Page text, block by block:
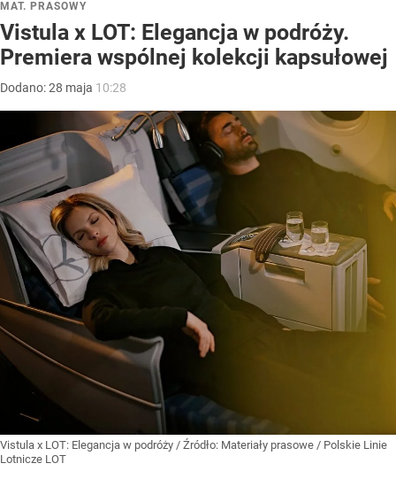
MAT. PRASOWY
Vistula x LOT: Elegancja w podróży.
Premiera wspólnej kolekcji kapsułowej
Dodano:28 maja 10:28
Vistula x LOT: Elegancja w podróży / Źródło: Materiały prasowe / Polskie Linie
Lotnicze LOT